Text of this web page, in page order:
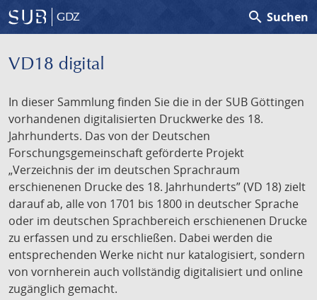
GDZ search Suchen
VD18 digital
In dieser Sammlung finden Sie die in der SUB Göttingen
vorhandenen digitalisierten Druckwerke des 18.
Jahrhunderts. Das von der Deutschen
Forschungsgemeinschaft geförderte Projekt
„Verzeichnis der im deutschen Sprachraum
erschienenen Drucke des 18. Jahrhunderts” (VD 18) zielt
darauf ab, alle von 1701 bis 1800 in deutscher Sprache
oder im deutschen Sprachbereich erschienenen Drucke
zu erfassen und zu erschließen. Dabei werden die
entsprechenden Werke nicht nur katalogisiert, sondern
von vornherein auch vollständig digitalisiert und online
zugänglich gemacht.